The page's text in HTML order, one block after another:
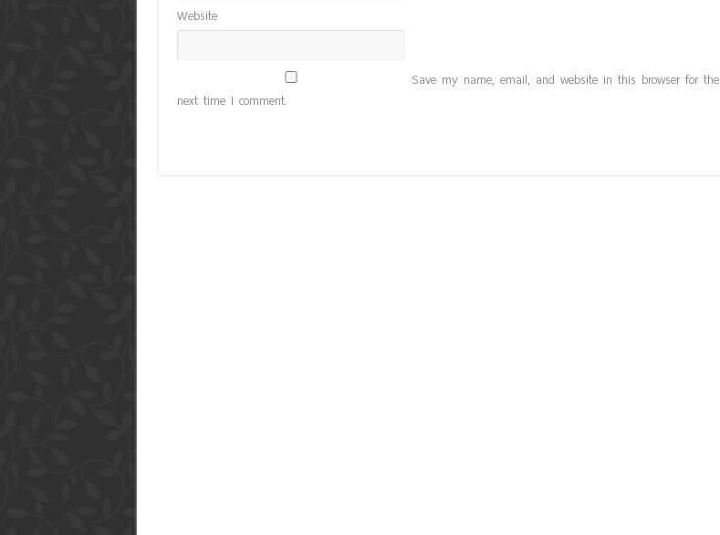
Website
Save my name, email, and website in this browser for the
next time I comment.